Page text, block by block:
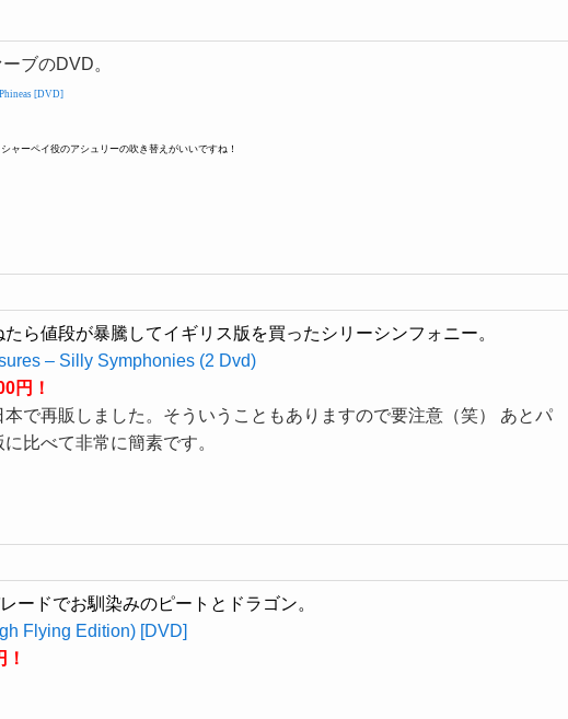
ブのDVD。
[DVD]
ャーペイ役のアシュリーの吹き替えがいいですね！
ら値段が暴騰してイギリス版を買ったシリーシンフォニー。
– Silly Symphonies (2 Dvd)
円！
本で再販しました。そういうこともありますので要注意（笑） あとパ
比べて非常に簡素です。
ードでお馴染みのピートとドラゴン。
Flying Edition) [DVD]